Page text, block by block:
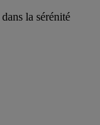
la sérénité